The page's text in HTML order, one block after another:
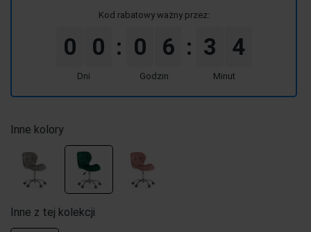
Kod rabatowy ważny przez:
0 0
Dni
: 0 6
Godzin
: 3 4
Minut
Inne kolory
Inne z tej kolekcji